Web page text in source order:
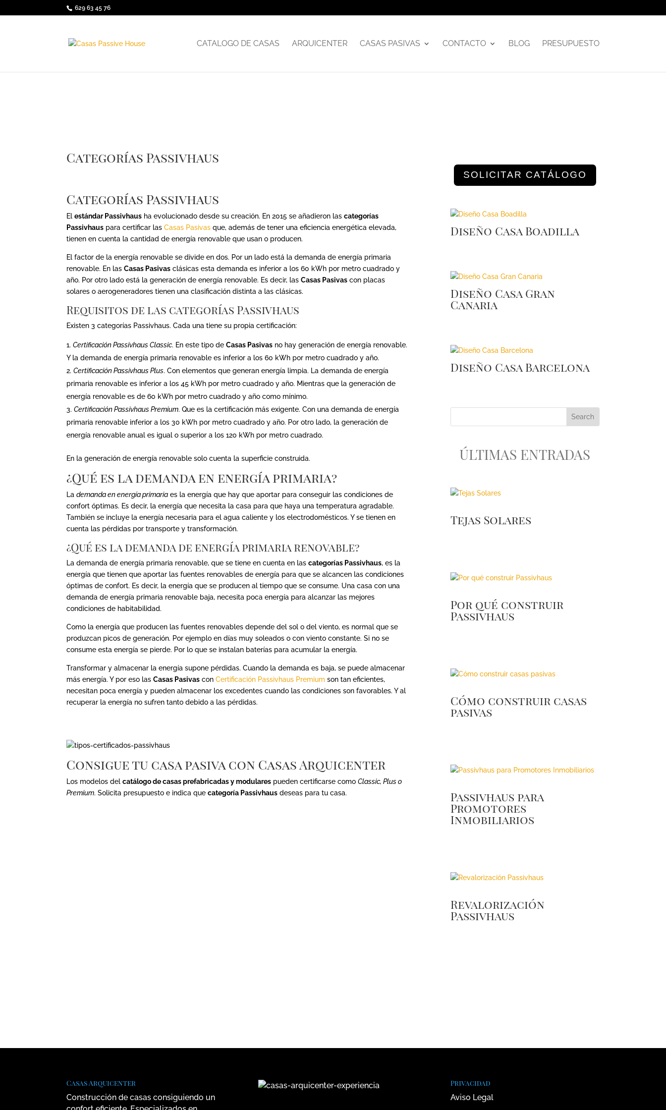
629 63 45 76
CATALOGO DE CASAS ARQUICENTER CASAS PASIVAS CONTACTO BLOG PRESUPUESTO
Categorías Passivhaus
Categorías Passivhaus
Elestándar Passivhaus ha evolucionado desde su creación. En 2015 se añadieron lascategorías
Passivhaus para certificar lasCasas Pasivas que, además de tener una eficiencia energética elevada,
tienen en cuenta la cantidad de energía renovable que usan o producen.
El factor de la energía renovable se divide en dos. Por un lado está la demanda de energía primaria
renovable. En lasCasas Pasivas clásicas esta demanda es inferior a los 60 kWh por metro cuadrado y
año. Por otro lado está la generación de energía renovable. Es decir, lasCasas Pasivas con placas
solares o aerogeneradores tienen una clasificación distinta a las clásicas.
Requisitos de las categorías Passivhaus
Existen 3 categorías Passivhaus. Cada una tiene su propia certificación:
Certificación Passivhaus Classic. En este tipo deCasas Pasivas no hay generación de energía renovable.
Y la demanda de energía primaria renovable es inferior a los 60 kWh por metro cuadrado y año.
Certificación Passivhaus Plus. Con elementos que generan energía limpia. La demanda de energía
primaria renovable es inferior a los 45 kWh por metro cuadrado y año. Mientras que la generación de
energía renovable es de 60 kWh por metro cuadrado y año como mínimo.
Certificación Passivhaus Premium. Que es la certificación más exigente. Con una demanda de energía
primaria renovable inferior a los 30 kWh por metro cuadrado y año. Por otro lado, la generación de
energía renovable anual es igual o superior a los 120 kWh por metro cuadrado.
En la generación de energía renovable solo cuenta la superficie construida.
¿Qué es la demanda en energía primaria?
Lademanda en energía primaria es la energía que hay que aportar para conseguir las condiciones de
confort óptimas. Es decir, la energía que necesita la casa para que haya una temperatura agradable.
También se incluye la energía necesaria para el agua caliente y los electrodomésticos. Y se tienen en
cuenta las pérdidas por transporte y transformación.
¿Qué es la demanda de energía primaria renovable?
La demanda de energía primaria renovable, que se tiene en cuenta en lascategorías Passivhaus, es la
energía que tienen que aportar las fuentes renovables de energía para que se alcancen las condiciones
óptimas de confort. Es decir, la energía que se producen al tiempo que se consume. Una casa con una
demanda de energía primaria renovable baja, necesita poca energía para alcanzar las mejores
condiciones de habitabilidad.
Como la energía que producen las fuentes renovables depende del sol o del viento, es normal que se
produzcan picos de generación. Por ejemplo en días muy soleados o con viento constante. Si no se
consume esta energía se pierde. Por lo que se instalan baterías para acumular la energía.
Transformar y almacenar la energía supone pérdidas. Cuando la demanda es baja, se puede almacenar
más energía. Y por eso lasCasas Pasivas conCertificación Passivhaus Premium son tan eficientes,
necesitan poca energía y pueden almacenar los excedentes cuando las condiciones son favorables. Y al
recuperar la energía no sufren tanto debido a las pérdidas.
Consigue tu casa pasiva con Casas Arquicenter
Los modelos delcatálogo de casas prefabricadas y modulares pueden certificarse comoClassic, Plus o
Premium. Solicita presupuesto e indica quecategoría Passivhaus deseas para tu casa.
SOLICITAR CATÁLOGO
Diseño Casa Boadilla
Diseño Casa Gran
Canaria
Diseño Casa Barcelona
ÚLTIMAS ENTRADAS
Tejas Solares
Por qué construir
Passivhaus
Cómo construir casas
pasivas
Passivhaus para
Promotores
Inmobiliarios
Revalorización
Passivhaus
Casas Arquicenter
Construcción de casas consiguiendo un
Privacidad
Aviso Legal